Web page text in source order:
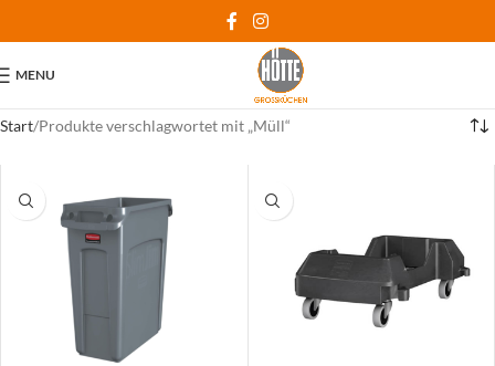
MENU
Start Produkte verschlagwortet mit „Müll“